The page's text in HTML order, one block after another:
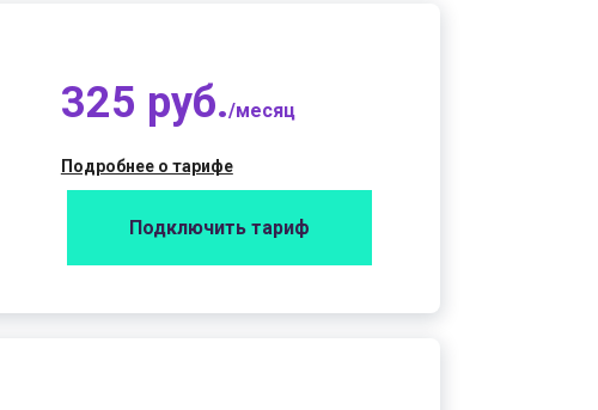
325 руб./месяц
Подробнее о тарифе
Подключить тариф